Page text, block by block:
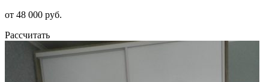
от 48 000 руб.
Рассчитать